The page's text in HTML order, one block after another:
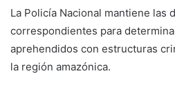
La Policía Nacional mantiene las
correspondientes para
aprehendidos con estructuras
la región amazónica.